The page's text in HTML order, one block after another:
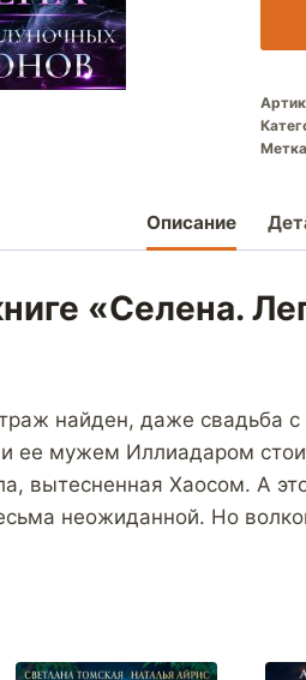
Описание
«Селена.
найден, даже свадьба
ее мужем Иллиадаром
вытесненная Хаосом. А
неожиданной. Но